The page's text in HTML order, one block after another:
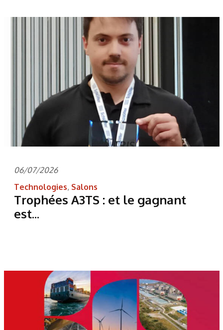
06/07/2026
Technologies, Salons
Trophées A3TS : et le gagnant
est...